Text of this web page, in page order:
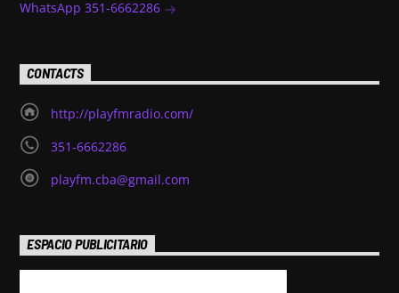
WhatsApp 351-6662286
CONTACTS
http://playfmradio.com/
351-6662286
playfm.cba@gmail.com
ESPACIO PUBLICITARIO